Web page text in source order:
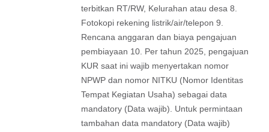
terbitkan RT/RW, Kelurahan atau desa 8.
Fotokopi rekening listrik/air/telepon 9.
Rencana anggaran dan biaya pengajuan
pembiayaan 10. Per tahun 2025, pengajuan
KUR saat ini wajib menyertakan nomor
NPWP dan nomor NITKU (Nomor Identitas
Tempat Kegiatan Usaha) sebagai data
mandatory (Data wajib). Untuk permintaan
tambahan data mandatory (Data wajib)